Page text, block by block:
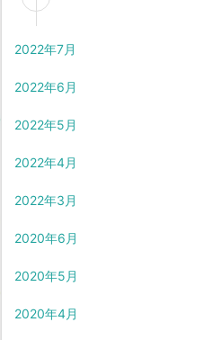
2022年7月
2022年6月
2022年5月
2022年4月
2022年3月
2020年6月
2020年5月
2020年4月